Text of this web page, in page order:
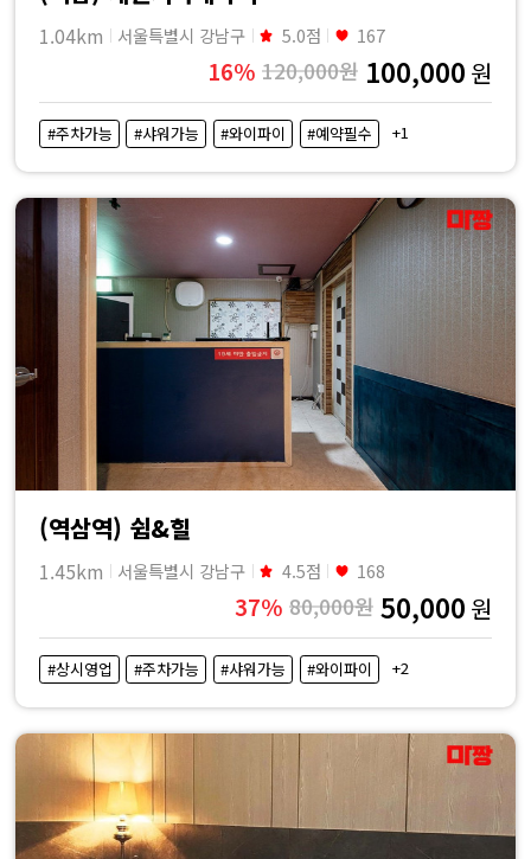
1.04km 서울특별시 강남구 5.0점 167
16% 120,000원 100,000 원
#주차가능 #샤워가능 #와이파이 #예약필수 +1
(역삼역) 쉼&힐
1.45km 서울특별시 강남구 4.5점 168
37% 80,000원 50,000 원
#상시영업 #주차가능 #샤워가능 #와이파이 +2